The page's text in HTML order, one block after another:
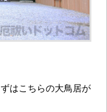
はこちらの大鳥居が